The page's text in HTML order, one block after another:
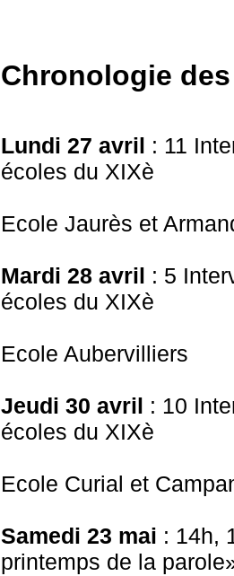
Chronologie
Lundi 27 avril : 11
écoles du XIXè
Ecole Jaurès et
Mardi 28 avril : 5
écoles du XIXè
Ecole Aubervilliers
Jeudi 30 avril : 10
écoles du XIXè
Ecole Curial et
Samedi 23 mai : 14h,
printemps de la